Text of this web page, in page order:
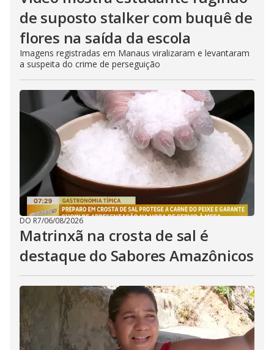
de suposto stalker com buquê de
flores na saída da escola
Imagens registradas em Manaus viralizaram e levantaram
a suspeita do crime de perseguição
DO R7/06/08/2026
Matrinxã na crosta de sal é
destaque do Sabores Amazônicos